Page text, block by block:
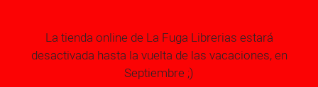
La tienda online de La Fuga Librerias estará
desactivada hasta la vuelta de las vacaciones, en
Septiembre ;)